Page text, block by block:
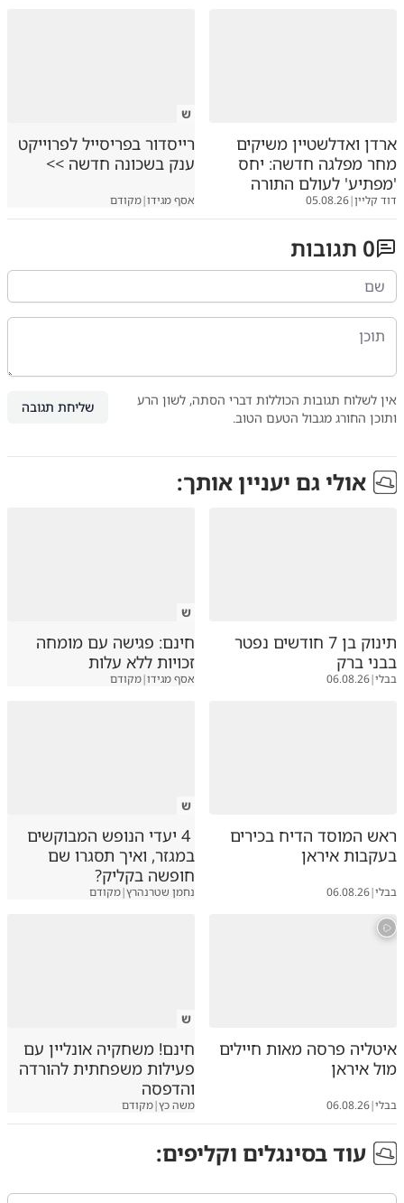
ארדן ואדלשטיין משיקים
מחר מפלגה חדשה: יחס
'מפתיע' לעולם התורה
דוד קליין|
05.08.26
ש
רייסדור בפריסייל לפרוייקט
ענק בשכונה חדשה >>
אסף מגידו|מקודם
0 תגובות
אין לשלוח תגובות הכוללות דברי הסתה, לשון הרע
ותוכן החורג מגבול הטעם הטוב.
שליחת תגובה
אולי גם יעניין אותך:
תינוק בן 7 חודשים נפטר
בבני ברק
בבלי|
06.08.26
ש
חינם: פגישה עם מומחה
זכויות ללא עלות
אסף מגידו|מקודם
ראש המוסד הדיח בכירים
בעקבות איראן
בבלי|
06.08.26
ש
4 יעדי הנופש המבוקשים
במגזר, ואיך תסגרו שם
חופשה בקליק?
נחמן שטרנהרץ|מקודם
איטליה פרסה מאות חיילים
מול איראן
בבלי|
06.08.26
ש
חינם! משחקיה אונליין עם
פעילות משפחתית להורדה
והדפסה
משה כץ|מקודם
עוד בסינגלים וקליפים: